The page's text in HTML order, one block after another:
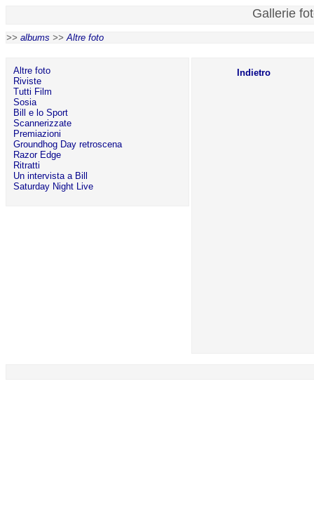
Gallerie
>> albums >>Altre foto
Altre foto
Riviste
Tutti Film
Sosia
Bill e lo Sport
Scannerizzate
Premiazioni
Groundhog Day retroscena
Razor Edge
Ritratti
Un intervista a Bill
Saturday Night Live
Indietro